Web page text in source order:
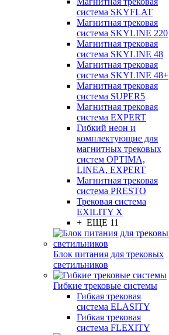
система SKYFLAT
Магнитная трековая
система SKYLINE 220
Магнитная трековая
система SKYLINE 48
Магнитная трековая
система SKYLINE 48+
Магнитная трековая
система SUPER5
Магнитная трековая
система EXPERT
Гибкий неон и
комплектующие для
магнитных трековых
систем OPTIMA,
LINEA, EXPERT
Магнитная трековая
система PRESTO
Трековая система
EXILITY X
+ ЕЩЕ 11
Блок питания для трековых
светильников
Гибкие трековые системы
Гибкая трековая
система ELASITY
Гибкая трековая
система FLEXITY